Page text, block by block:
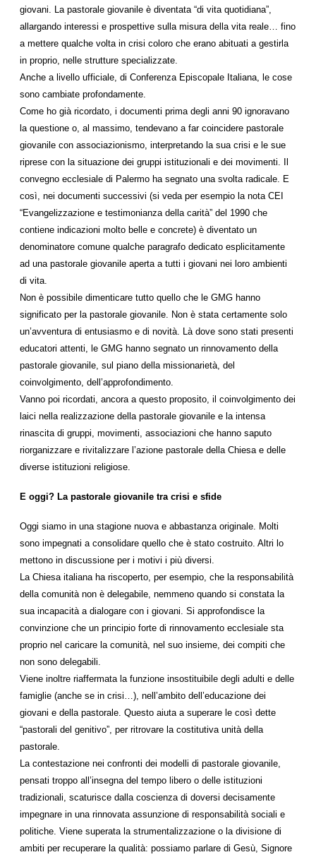
giovani. La pastorale giovanile è diventata “di vita quotidiana”,
allargando interessi e prospettive sulla misura della vita reale… fino
a mettere qualche volta in crisi coloro che erano abituati a gestirla
in proprio, nelle strutture specializzate.
Anche a livello ufficiale, di Conferenza Episcopale Italiana, le cose
sono cambiate profondamente.
Come ho già ricordato, i documenti prima degli anni 90 ignoravano
la questione o, al massimo, tendevano a far coincidere pastorale
giovanile con associazionismo, interpretando la sua crisi e le sue
riprese con la situazione dei gruppi istituzionali e dei movimenti. Il
convegno ecclesiale di Palermo ha segnato una svolta radicale. E
così, nei documenti successivi (si veda per esempio la nota CEI
“Evangelizzazione e testimonianza della carità” del 1990 che
contiene indicazioni molto belle e concrete) è diventato un
denominatore comune qualche paragrafo dedicato esplicitamente
ad una pastorale giovanile aperta a tutti i giovani nei loro ambienti
di vita.
Non è possibile dimenticare tutto quello che le GMG hanno
significato per la pastorale giovanile. Non è stata certamente solo
un’avventura di entusiasmo e di novità. Là dove sono stati presenti
educatori attenti, le GMG hanno segnato un rinnovamento della
pastorale giovanile, sul piano della missionarietà, del
coinvolgimento, dell’approfondimento.
Vanno poi ricordati, ancora a questo proposito, il coinvolgimento dei
laici nella realizzazione della pastorale giovanile e la intensa
rinascita di gruppi, movimenti, associazioni che hanno saputo
riorganizzare e rivitalizzare l’azione pastorale della Chiesa e delle
diverse istituzioni religiose.
E oggi? La pastorale giovanile tra crisi e sfide
Oggi siamo in una stagione nuova e abbastanza originale. Molti
sono impegnati a consolidare quello che è stato costruito. Altri lo
mettono in discussione per i motivi i più diversi.
La Chiesa italiana ha riscoperto, per esempio, che la responsabilità
della comunità non è delegabile, nemmeno quando si constata la
sua incapacità a dialogare con i giovani. Si approfondisce la
convinzione che un principio forte di rinnovamento ecclesiale sta
proprio nel caricare la comunità, nel suo insieme, dei compiti che
non sono delegabili.
Viene inoltre riaffermata la funzione insostituibile degli adulti e delle
famiglie (anche se in crisi…), nell’ambito dell’educazione dei
giovani e della pastorale. Questo aiuta a superare le così dette
“pastorali del genitivo”, per ritrovare la costitutiva unità della
pastorale.
La contestazione nei confronti dei modelli di pastorale giovanile,
pensati troppo all’insegna del tempo libero o delle istituzioni
tradizionali, scaturisce dalla coscienza di doversi decisamente
impegnare in una rinnovata assunzione di responsabilità sociali e
politiche. Viene superata la strumentalizzazione o la divisione di
ambiti per recuperare la qualità: possiamo parlare di Gesù, Signore